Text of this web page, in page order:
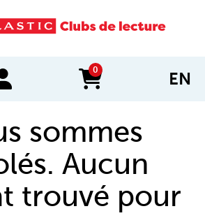
0
items in cart EN
sommes
Aucun
trouvé pour